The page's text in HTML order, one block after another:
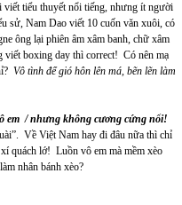
tiểu thuyết nổi tiếng, nhưng ít người
sử, Nam Dao viết 10 cuốn văn xuôi, có
ông lại phiên âm xâm banh, chữ xâm
viết boxing day thì correct! Có nên mạ
Vô tình để gió hôn lên má, bẽn lẽn làm
em / nhưng không cương cứng nổi!
Về Việt Nam hay đi đâu nữa thì chỉ
quách lớ! Luồn vô em mà mềm xèo
nhân bánh xèo?